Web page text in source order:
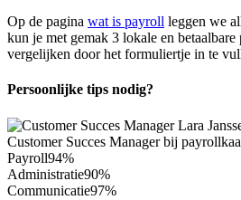
Op de pagina wat is payroll leggen we
kun je met gemak 3 lokale en
vergelijken door het formuliertje in te
Persoonlijke tips nodig?
Customer Succes Manager bij
Payroll94%
Administratie90%
Communicatie97%